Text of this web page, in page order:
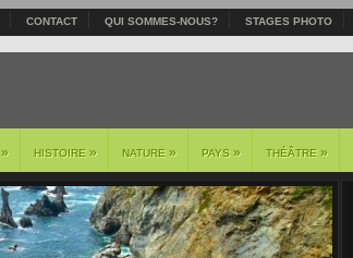
CONTACT QUI SOMMES-NOUS? STAGES PHOTO
» HISTOIRE » NATURE » PAYS » THÉÂTRE »